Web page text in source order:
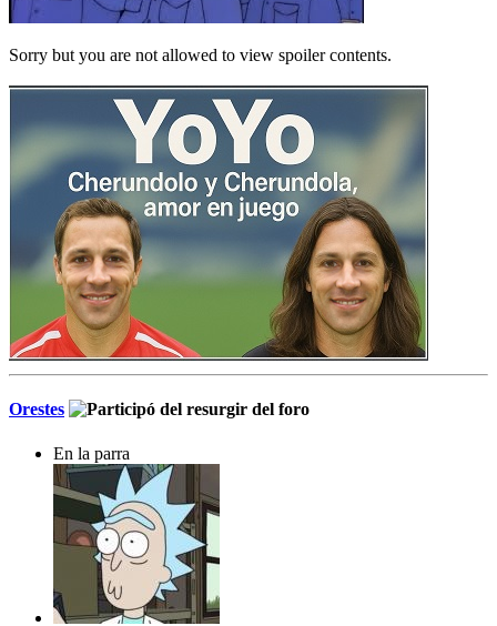
Sorry but you are not allowed to view spoiler contents.
Orestes
En la parra